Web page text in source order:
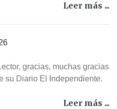
Leer más ...
gracias, muchas gracias
su Diario El Independiente.
Leer más ...